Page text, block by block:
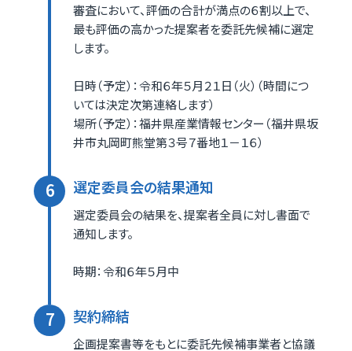
審査において、評価の合計が満点の６割以上で、
最も評価の高かった提案者を委託先候補に選定
します。
日時（予定）：令和６年５月２１日（火）（時間につ
いては決定次第連絡します）
場所（予定）：福井県産業情報センター（福井県坂
井市丸岡町熊堂第３号７番地１－１６）
選定委員会の結果通知
選定委員会の結果を、提案者全員に対し書面で
通知します。
時期：令和６年５月中
契約締結
企画提案書等をもとに委託先候補事業者と協議